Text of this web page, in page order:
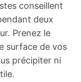
conseillent
deux
Prenez le
surface de vos
précipiter ni